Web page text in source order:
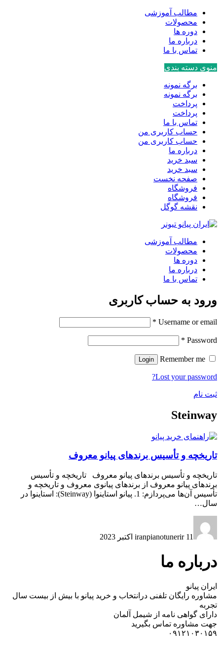
مطالب آموزشی
محصولات
دوره ها
درباره ما
تماس با ما
منوی دسته بندی
برگه نمونه
برگه نمونه
پرداخت
پرداخت
تماس با ما
حساب کاربری من
حساب کاربری من
درباره ما
سبد خرید
سبد خرید
صفحه نخست
فروشگاه
فروشگاه
نقشه گوگل
مطالب آموزشی
محصولات
دوره ها
درباره ما
تماس با ما
ورود به حساب کاربری
Username or email
*
Password
*
Remember me
Login
Lost your password?
ثبت نام
Steinway
تاریخچه و تأسیس برندهای پیانو معروف
تاریخچه و تأسیس برندهای پیانو معروف تاریخچه و تأسیس
برندهای پیانو معروف از برندهای پیانوی معروف و تاریخچه و
تأسیس آن‌ها می‌پردازم: 1. پیانو استاینوا (Steinway): استاینوا در
سال…
iranpianotunerir 11 اکتبر 2023
درباره ما
ایران پیانو
مشاوره رایگان تلفنی درانتخاب و خرید پیانو با بیش از بیست سال
تجربه
دارای گواهی نامه از شیمل آلمان
جهت مشاوره تماس بگیرید
۰۹۱۲۱۰۳۰۱۵۹